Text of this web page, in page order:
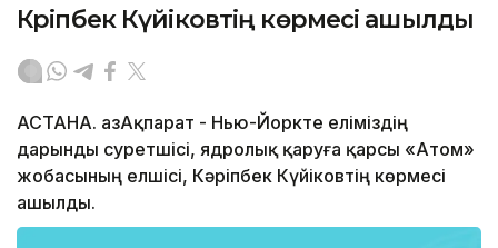
Кәріпбек Күйіковтің көрмесі ашылды
АСТАНА. ҚазАқпарат - Нью-Йоркте еліміздің
дарынды суретшісі, ядролық қаруға қарсы «Атом»
жобасының елшісі, Кәріпбек Күйіковтің көрмесі
ашылды.